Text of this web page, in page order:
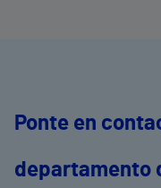
Ponte en
departamento